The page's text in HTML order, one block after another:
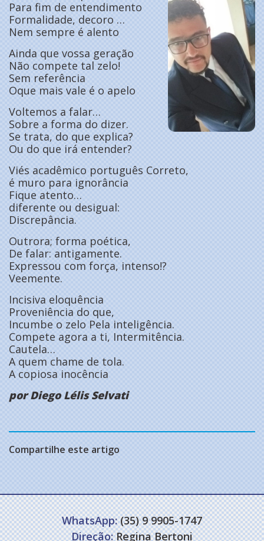
Para fim de entendimento
Formalidade, decoro …
Nem sempre é alento
Ainda que vossa geração
Não compete tal zelo!
Sem referência
Oque mais vale é o apelo
Voltemos a falar…
Sobre a forma do dizer.
Se trata, do que explica?
Ou do que irá entender?
Viés acadêmico português Correto,
é muro para ignorância
Fique atento…
diferente ou desigual:
Discrepância.
Outrora; forma poética,
De falar: antigamente.
Expressou com força, intenso!?
Veemente.
Incisiva eloquência
Proveniência do que,
Incumbe o zelo Pela inteligência.
Compete agora a ti, Intermitência.
Cautela…
A quem chame de tola.
A copiosa inocência
por Diego Lélis Selvati
Compartilhe este artigo
WhatsApp:(35) 9 9905-1747
Direção:Regina Bertoni